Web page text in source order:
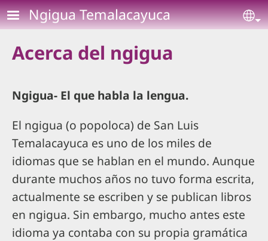
Pasar al contenido principal
Ngigua Temalacayuca
Acerca del ngigua
Ngigua- El que habla la lengua.
El ngigua (o popoloca) de San Luis
Temalacayuca es uno de los miles de
idiomas que se hablan en el mundo. Aunque
durante muchos años no tuvo forma escrita,
actualmente se escriben y se publican libros
en ngigua. Sin embargo, mucho antes este
idioma ya contaba con su propia gramática